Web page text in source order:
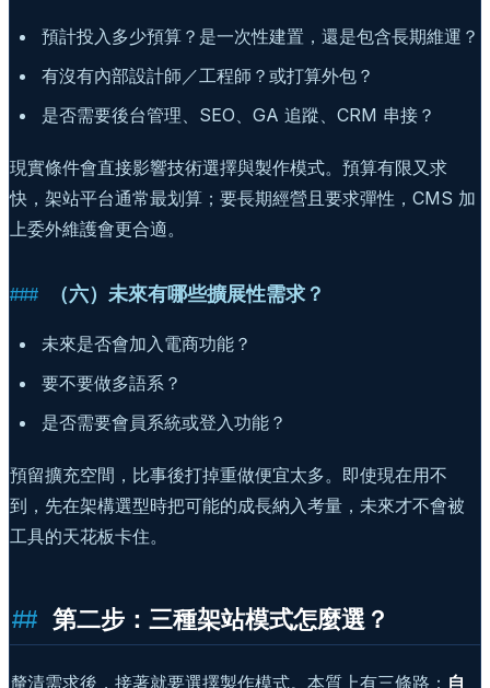
預計投入多少預算？是一次性建置，還是包含長期維運？
有沒有內部設計師／工程師？或打算外包？
是否需要後台管理、SEO、GA 追蹤、CRM 串接？
現實條件會直接影響技術選擇與製作模式。預算有限又求
快，架站平台通常最划算；要長期經營且要求彈性，CMS 加
上委外維護會更合適。
（六）未來有哪些擴展性需求？
未來是否會加入電商功能？
要不要做多語系？
是否需要會員系統或登入功能？
預留擴充空間，比事後打掉重做便宜太多。即使現在用不
到，先在架構選型時把可能的成長納入考量，未來才不會被
工具的天花板卡住。
第二步：三種架站模式怎麼選？
釐清需求後，接著就要選擇製作模式。本質上有三條路： 自